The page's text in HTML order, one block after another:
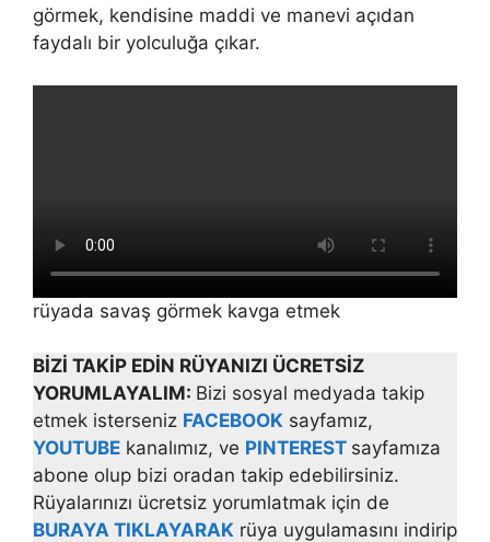
görmek, kendisine maddi ve manevi açıdan
faydalı bir yolculuğa çıkar.
rüyada savaş görmek kavga etmek
BİZİ TAKİP EDİN RÜYANIZI ÜCRETSİZ
YORUMLAYALIM: Bizi sosyal medyada takip
etmek isterseniz FACEBOOK sayfamız,
YOUTUBE kanalımız, ve PINTEREST sayfamıza
abone olup bizi oradan takip edebilirsiniz.
Rüyalarınızı ücretsiz yorumlatmak için de
BURAYA TIKLAYARAK rüya uygulamasını indirip